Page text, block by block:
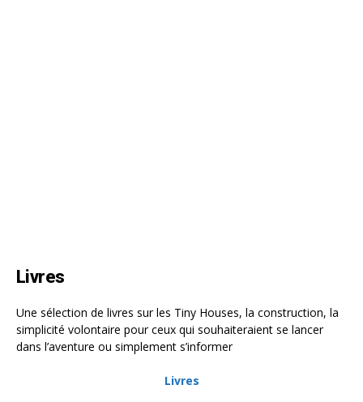
Livres
Une sélection de livres sur les Tiny Houses, la construction, la
simplicité volontaire pour ceux qui souhaiteraient se lancer
dans l’aventure ou simplement s’informer
Livres